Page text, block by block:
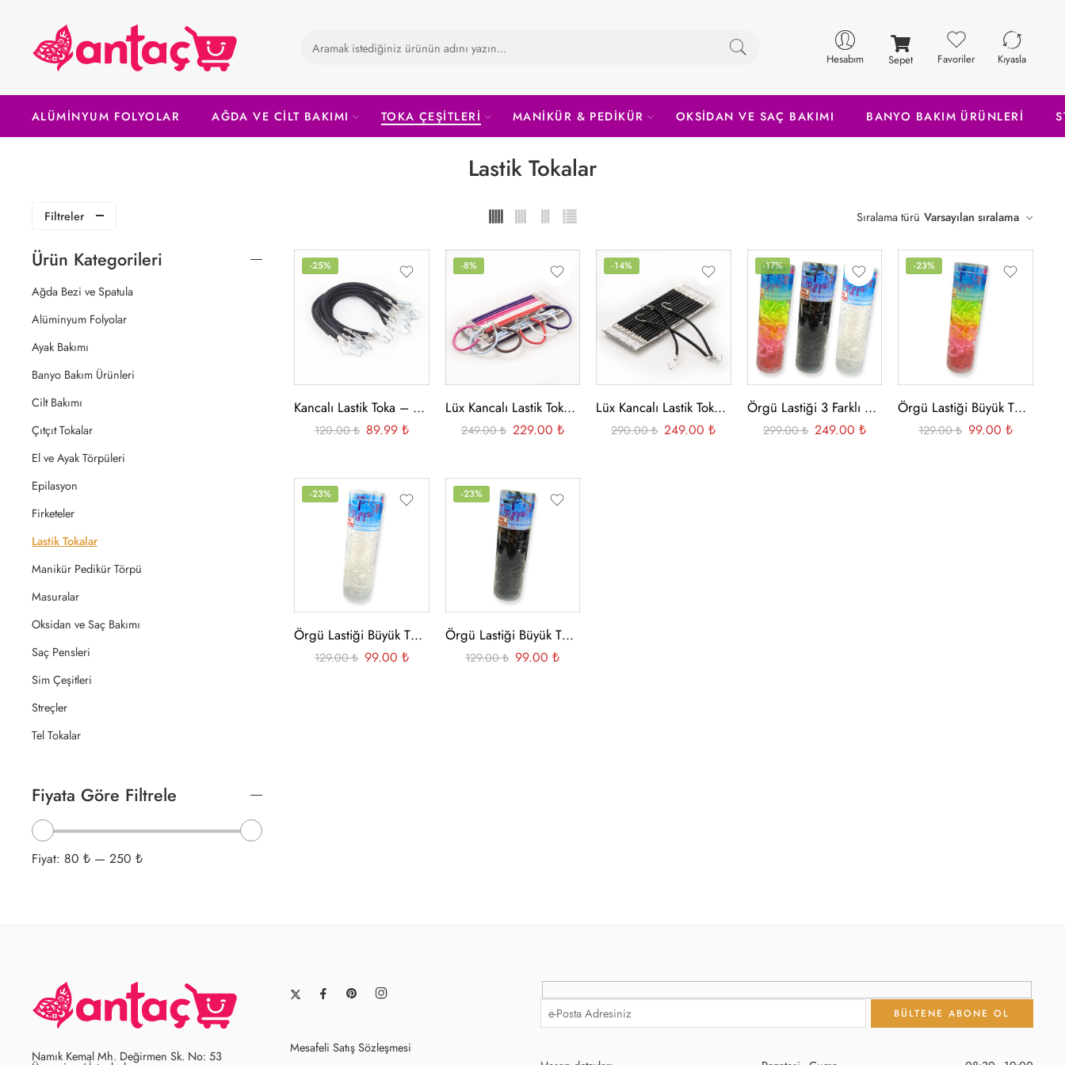
Hesabım Sepet Favoriler Kıyasla
ALÜMİNYUM FOLYOLAR AĞDA VE CİLT BAKIMI TOKA ÇEŞİTLERİ MANİKÜR & PEDİKÜR OKSİDAN VE SAÇ BAKIMI BANYO BAKIM ÜRÜNLERİ
Lastik Tokalar
Filtreler Sıralama türü Varsayılan sıralama
-25%
Kancalı Lastik Toka – Beyaz Uçlu 10 Adet
120.00₺ 89.99 ₺
-8%
Lüx Kancalı Lastik Toka – Renkli 24 Adet
249.00₺ 229.00 ₺
-14%
Lüx Kancalı Lastik Toka – Siyah 24 Adet
290.00₺ 249.00₺
-17%
Örgü Lastiği 3 Farklı Renk Büyük Tüp
299.00₺ 249.00₺
-23%
Örgü Lastiği Büyük Tüp Renkli
129.00₺ 99.00₺
-23%
Örgü Lastiği Büyük Tüp Şeffaf
129.00₺ 99.00 ₺
-23%
Örgü Lastiği Büyük Tüp Siyah
129.00₺ 99.00₺
Ürün Kategorileri
Ağda Bezi ve Spatula
Alüminyum Folyolar
Ayak Bakımı
Banyo Bakım Ürünleri
Cilt Bakımı
Çıtçıt Tokalar
El ve Ayak Törpüleri
Epilasyon
Firketeler
Lastik Tokalar
Manikür Pedikür Törpü
Masuralar
Oksidan ve Saç Bakımı
Saç Pensleri
Sim Çeşitleri
Streçler
Tel Tokalar
Fiyata Göre Filtrele
Fiyat: 80 ₺ — 250 ₺
Namık Kemal Mh. Değirmen Sk. No: 53
Mesafeli Satış Sözleşmesi